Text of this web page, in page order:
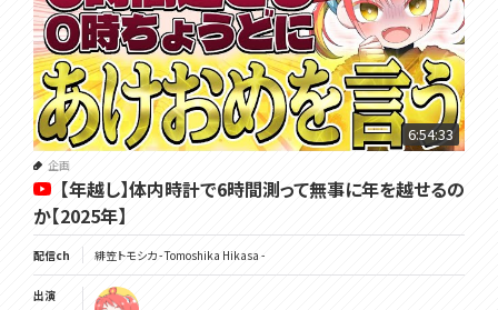
6:54:33
企画
【年越し】体内時計で6時間測って無事に年を越せるの
か【2025年】
配信ch 緋笠トモシカ - Tomoshika Hikasa -
出演